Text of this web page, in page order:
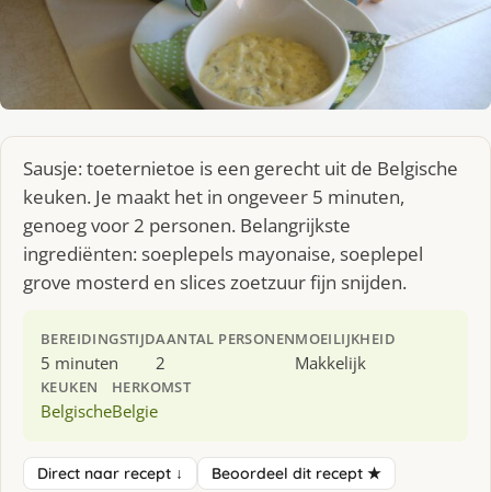
Sausje: toeternietoe is een gerecht uit de Belgische
keuken. Je maakt het in ongeveer 5 minuten,
genoeg voor 2 personen. Belangrijkste
ingrediënten: soeplepels mayonaise, soeplepel
grove mosterd en slices zoetzuur fijn snijden.
BEREIDINGSTIJD
5 minuten
AANTAL PERSONEN
2
MOEILIJKHEID
Makkelijk
KEUKEN
Belgische
HERKOMST
Belgie
Direct naar recept ↓ Beoordeel dit recept ★